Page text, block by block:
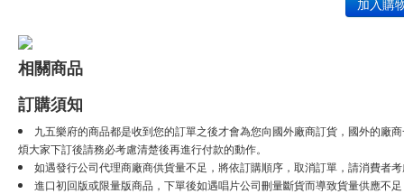
加入購
相關商品
訂購須知
九五樂府的商品都是收到您的訂單之後才會為您向國外廠商訂貨，國外的廠
煩大家下訂後請務必考慮清楚後再進行付款的動作。
如遇發行公司代理商廠商供貨量不足，將依訂購順序，取消訂單，請消費者
進口初回版或限量版商品，下單後如遇唱片公司刪量斷貨而導致貨量供應不